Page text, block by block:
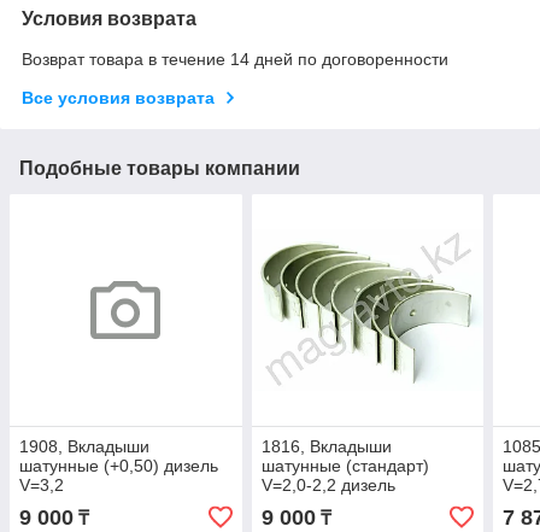
Условия возврата
Возврат товара в течение 14 дней по договоренности
Все условия возврата
Подобные товары компании
1908, Вкладыши
шатунные (+0,50) дизель
V=3,2
9 000 ₸
1816, Вкладыши
шатунные (стандарт)
V=2,0-2,2 дизель
9 000₸ 7